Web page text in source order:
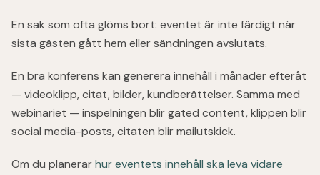
En sak som ofta glöms bort: eventet är inte färdigt när
sista gästen gått hem eller sändningen avslutats.
En bra konferens kan generera innehåll i månader efteråt
— videoklipp, citat, bilder, kundberättelser. Samma med
webinariet — inspelningen blir gated content, klippen blir
social media-posts, citaten blir mailutskick.
Om du planerarhur eventets innehåll ska leva vidare